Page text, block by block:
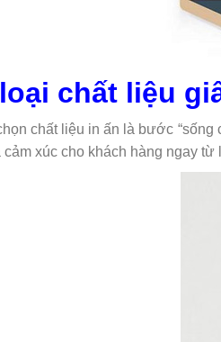
chất liệu
chất liệu in ấn là bước “sống
cảm xúc cho khách hàng ngay từ